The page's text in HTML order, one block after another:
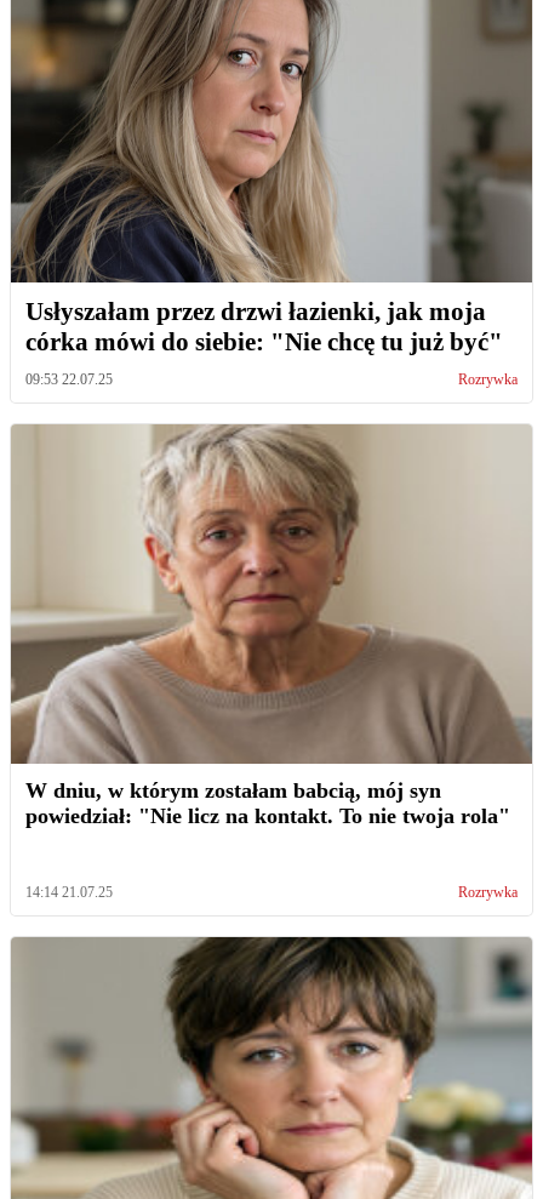
Usłyszałam przez drzwi łazienki, jak moja
córka mówi do siebie: "Nie chcę tu już być"
09:53 22.07.25 Rozrywka
W dniu, w którym zostałam babcią, mój syn
powiedział: "Nie licz na kontakt. To nie twoja rola"
14:14 21.07.25 Rozrywka